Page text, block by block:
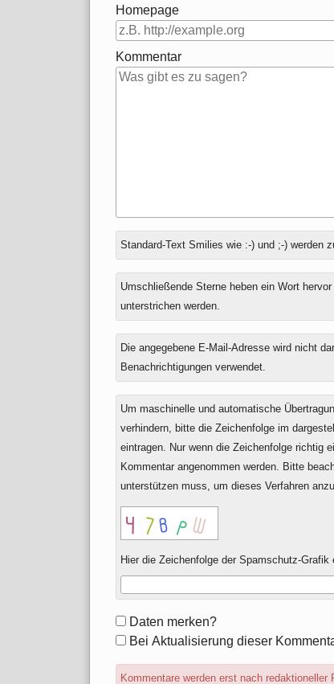
Homepage
Kommentar
Antwort
zu
Standard-Text Smilies wie :-) und ;-) werden
Umschließende Sterne heben ein Wort
unterstrichen werden.
Die angegebene E-Mail-Adresse wird nicht
Benachrichtigungen verwendet.
Um maschinelle und automatische
verhindern, bitte die Zeichenfolge im
eintragen. Nur wenn die Zeichenfolge richtig
Kommentar angenommen werden. Bitte
unterstützen muss, um dieses Verfahren
Hier die Zeichenfolge der Spamschutz-Grafik
Formular-
Optionen
Daten merken?
Bei Aktualisierung dieser
Kommentare werden erst nach redaktioneller